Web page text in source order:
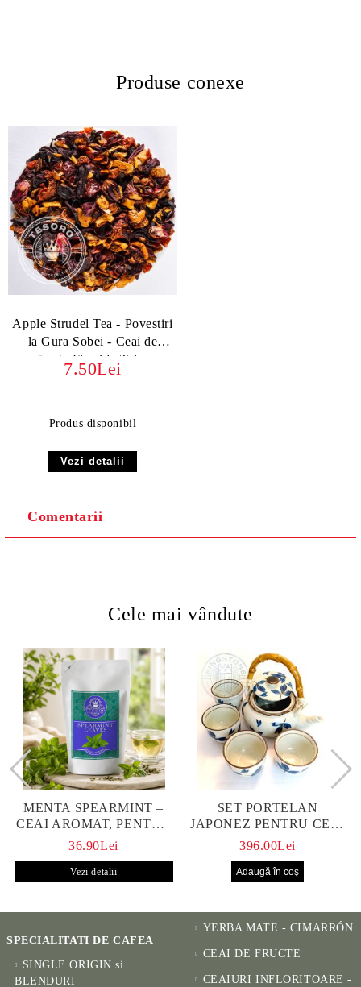
Produse conexe
Apple Strudel Tea - Povestiri
la Gura Sobei - Ceai de
fructe Fireside Tales
7.50Lei
Produs disponibil
Vezi detalii
Comentarii
Cele mai vândute
MENTA SPEARMINT –
CEAI AROMAT, PENTRU
CALM ȘI BENEFIC
36.90Lei
Vezi detalii
SET PORTELAN
JAPONEZ PENTRU CEAI
HANAKO, CEAINIC SI 4
396.00Lei
SPECIALITATI DE CAFEA
SINGLE ORIGIN si
BLENDURI
YERBA MATE - CIMARRÓN
CEAI DE FRUCTE
CEAIURI INFLORITOARE -